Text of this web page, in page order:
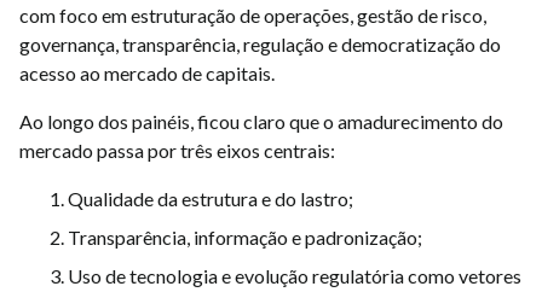
com foco em estruturação de operações, gestão de risco,
governança, transparência, regulação e democratização do
acesso ao mercado de capitais.
Ao longo dos painéis, ficou claro que o amadurecimento do
mercado passa por três eixos centrais:
Qualidade da estrutura e do lastro;
Transparência, informação e padronização;
Uso de tecnologia e evolução regulatória como vetores